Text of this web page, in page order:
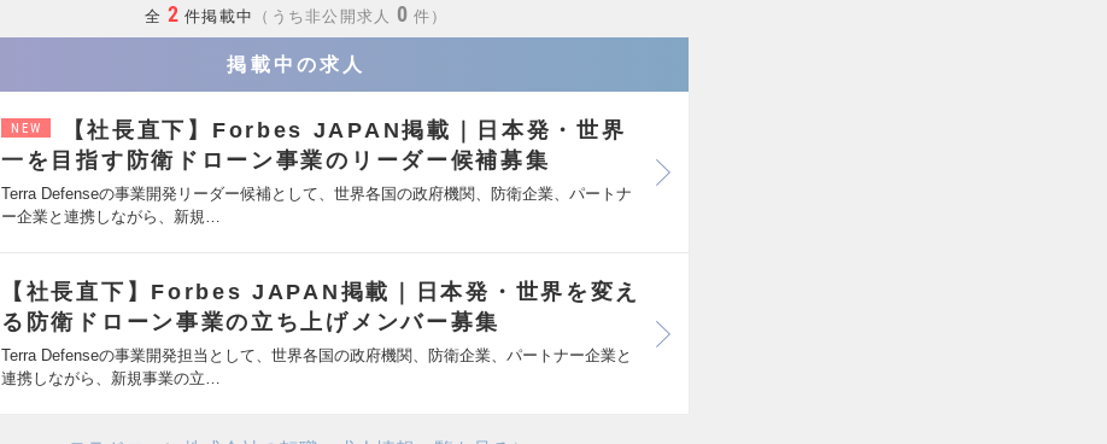
全 2 件掲載中 うち非公開求人 0 件
掲載中の求人
NEW
【社長直下】Forbes JAPAN掲載｜日本発・世界
一を目指す防衛ドローン事業のリーダー候補募集
Terra Defenseの事業開発リーダー候補として、世界各国の政府機関、防衛企業、パートナ
ー企業と連携しながら、新規…
【社長直下】Forbes JAPAN掲載｜日本発・世界を変え
る防衛ドローン事業の立ち上げメンバー募集
Terra Defenseの事業開発担当として、世界各国の政府機関、防衛企業、パートナー企業と
連携しながら、新規事業の立…